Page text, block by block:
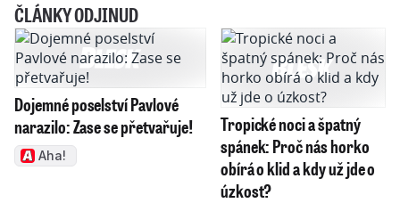
ČLÁNKY ODJINUD
Dojemné poselství Pavlové
narazilo: Zase se přetvařuje!
Aha!
Tropické noci a špatný
spánek: Proč nás horko
obírá o klid a kdy už jde o
úzkost?